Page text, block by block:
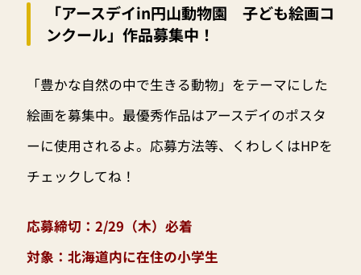
「アースデイin円山動物園 子ども絵画コ
ンクール」作品募集中！
「豊かな自然の中で生きる動物」をテーマにした
絵画を募集中。最優秀作品はアースデイのポスタ
ーに使用されるよ。応募方法等、くわしくはHPを
チェックしてね！
応募締切：2/29（木）必着
対象：北海道内に在住の小学生